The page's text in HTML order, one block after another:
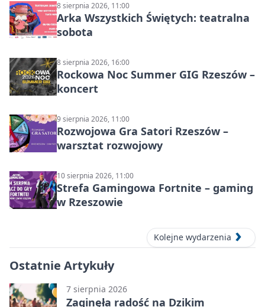
8 sierpnia 2026, 11:00
Arka Wszystkich Świętych: teatralna
sobota
8 sierpnia 2026, 16:00
Rockowa Noc Summer GIG Rzeszów –
koncert
9 sierpnia 2026, 11:00
Rozwojowa Gra Satori Rzeszów –
warsztat rozwojowy
10 sierpnia 2026, 11:00
Strefa Gamingowa Fortnite – gaming
w Rzeszowie
Kolejne wydarzenia
Ostatnie Artykuły
7 sierpnia 2026
Zaginęła radość na Dzikim